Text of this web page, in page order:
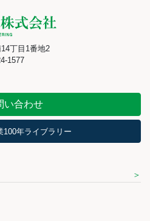
丁目1番地2
1577
い合わせ
100年ライブラリー